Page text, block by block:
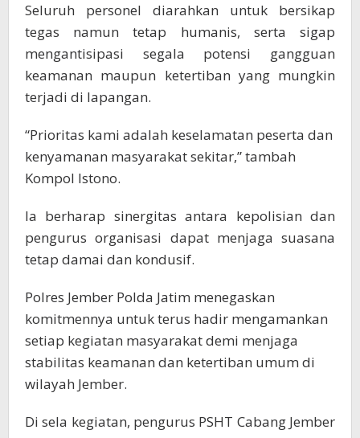
Seluruh personel diarahkan untuk bersikap
tegas namun tetap humanis, serta sigap
mengantisipasi segala potensi gangguan
keamanan maupun ketertiban yang mungkin
terjadi di lapangan.
“Prioritas kami adalah keselamatan peserta dan
kenyamanan masyarakat sekitar,” tambah
Kompol Istono.
Ia berharap sinergitas antara kepolisian dan
pengurus organisasi dapat menjaga suasana
tetap damai dan kondusif.
Polres Jember Polda Jatim menegaskan
komitmennya untuk terus hadir mengamankan
setiap kegiatan masyarakat demi menjaga
stabilitas keamanan dan ketertiban umum di
wilayah Jember.
Di sela kegiatan, pengurus PSHT Cabang Jember